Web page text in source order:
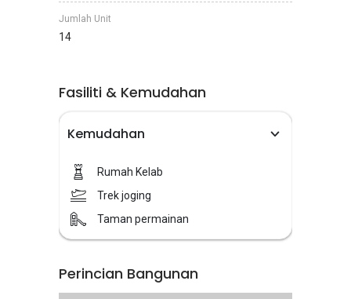
Jumlah Unit
14
Fasiliti & Kemudahan
Kemudahan
Rumah Kelab
Trek joging
Taman permainan
Perincian Bangunan